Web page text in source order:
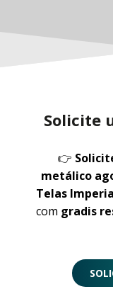
Solicite
👉
metálico
Telas
com gradis